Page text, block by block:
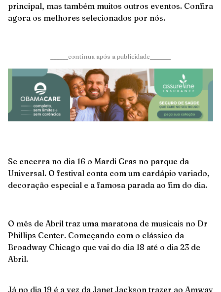
principal, mas também muitos outros eventos. Confira
agora os melhores selecionados por nós.
______continua após a publicidade_______
Se encerra no dia 16 o Mardi Gras no parque da
Universal. O festival conta com um cardápio variado,
decoração especial e a famosa parada ao fim do dia.
O mês de Abril traz uma maratona de musicais no Dr
Phillips Center. Começando com o clássico da
Broadway Chicago que vai do dia 18 até o dia 23 de
Abril.
Já no dia 19 é a vez da Janet Jackson trazer ao Amway